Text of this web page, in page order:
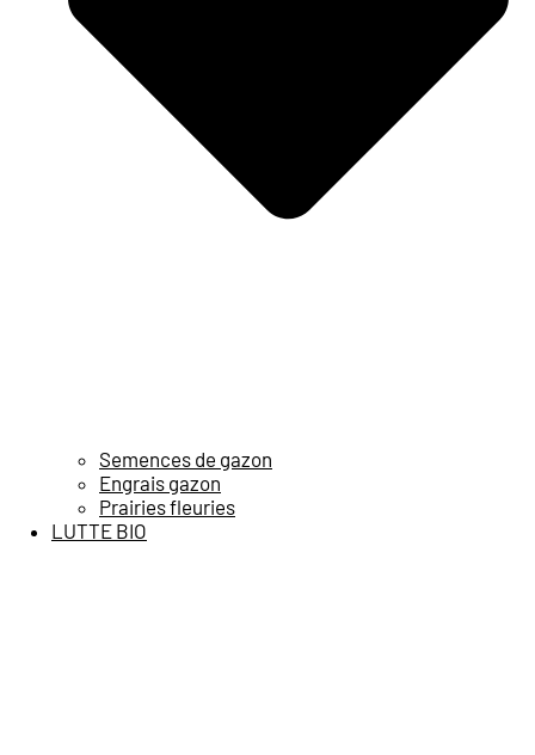
Semences de gazon
Engrais gazon
Prairies fleuries
LUTTE BIO